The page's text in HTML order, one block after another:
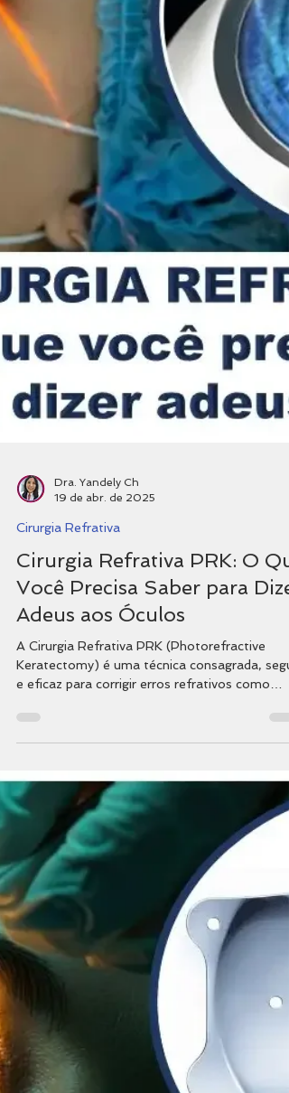
Dra. Yandely Ch
19 de abr. de 2025
Cirurgia Refrativa
Você Precisa Saber para
Adeus aos Óculos
A Cirurgia Refrativa PRK (Photorefractive
Keratectomy) é uma técnica consagrada,
e eficaz para corrigir erros refrativos como
miopia, hipermetropia e astigmatismo. Se você
sonha com uma vida sem óculos ou lentes de
contato, a Cirurgia PRK pode ser a solução
ideal.